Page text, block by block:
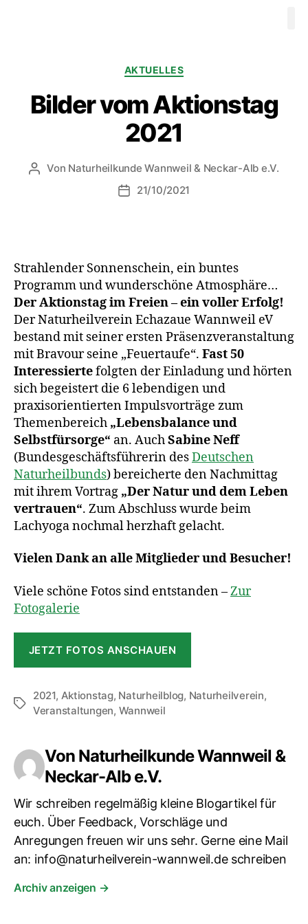
AKTUELLES
Bilder vom Aktionstag
2021
Von Naturheilkunde Wannweil & Neckar-Alb e.V.
21/10/2021
Strahlender Sonnenschein, ein buntes
Programm und wunderschöne Atmosphäre…
Der Aktionstag im Freien – ein voller Erfolg!
Der Naturheilverein Echazaue Wannweil eV
bestand mit seiner ersten Präsenzveranstaltung
mit Bravour seine „Feuertaufe“. Fast 50
Interessiertefolgten der Einladung und hörten
sich begeistert die 6 lebendigen und
praxisorientierten Impulsvorträge zum
Themenbereich „Lebensbalance und
Selbstfürsorge“ an. AuchSabine Neff
(Bundesgeschäftsführerin desDeutschen
Naturheilbunds) bereicherte den Nachmittag
mit ihrem Vortrag „Der Natur und dem Leben
vertrauen“. Zum Abschluss wurde beim
Lachyoga nochmal herzhaft gelacht.
Vielen Dank an alle Mitglieder und Besucher!
Viele schöne Fotos sind entstanden –Zur
Fotogalerie
JETZT FOTOS ANSCHAUEN
2021, Aktionstag, Naturheilblog, Naturheilverein,
Veranstaltungen, Wannweil
Von Naturheilkunde Wannweil &
Neckar-Alb e.V.
Wir schreiben regelmäßig kleine Blogartikel für
euch. Über Feedback, Vorschläge und
Anregungen freuen wir uns sehr. Gerne eine Mail
an: info@naturheilverein-wannweil.de schreiben
Archiv anzeigen →